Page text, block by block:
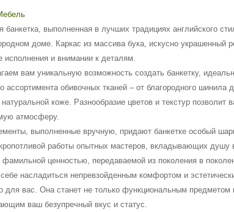
банкетка, выполненная в лучших традициях английского
доме. Каркас из массива бука, искусно украшенный
исполнения и внимании к деталям.
вам уникальную возможность создать банкетку,
ассортимента обивочных тканей – от благородного
коже. Разнообразие цветов и текстур
атмосферу.
выполненные вручную, придают банкетке особый
работы опытных мастеров, вкладывающих душу
фамильной ценностью, передаваемой из поколения в
насладиться непревзойденным комфортом и
для вас. Она станет не только функциональным предметом
ваш безупречный вкус и статус.